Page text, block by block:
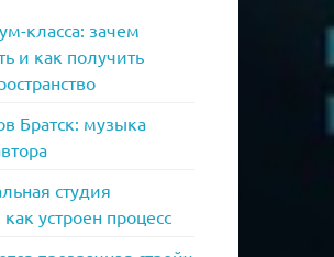
класса: зачем
и как получить
Братск: музыка
студия
устроен процесс